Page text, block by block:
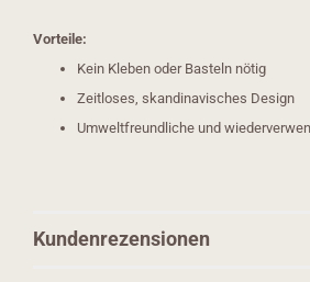
Vorteile:
Kein Kleben oder Basteln nötig
Zeitloses, skandinavisches Design
Umweltfreundliche und
Kundenrezensionen